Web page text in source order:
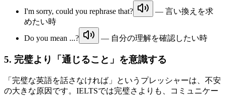
I'm sorry, could you rephrase that?
— 言い換えを求
めたい時
Do you mean ...?
— 自分の理解を確認したい時
5. 完璧より「通じること」を意識する
「完璧な英語を話さなければ」というプレッシャーは、不安
の大きな原因です。IELTSでは完璧さよりも、コミュニケー